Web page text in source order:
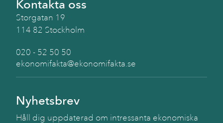
Kontakta oss
Storgatan 19
114 82 Stockholm
020 - 52 50 50
ekonomifakta@ekonomifakta.se
Nyhetsbrev
Håll dig uppdaterad om intressanta ekonomiska